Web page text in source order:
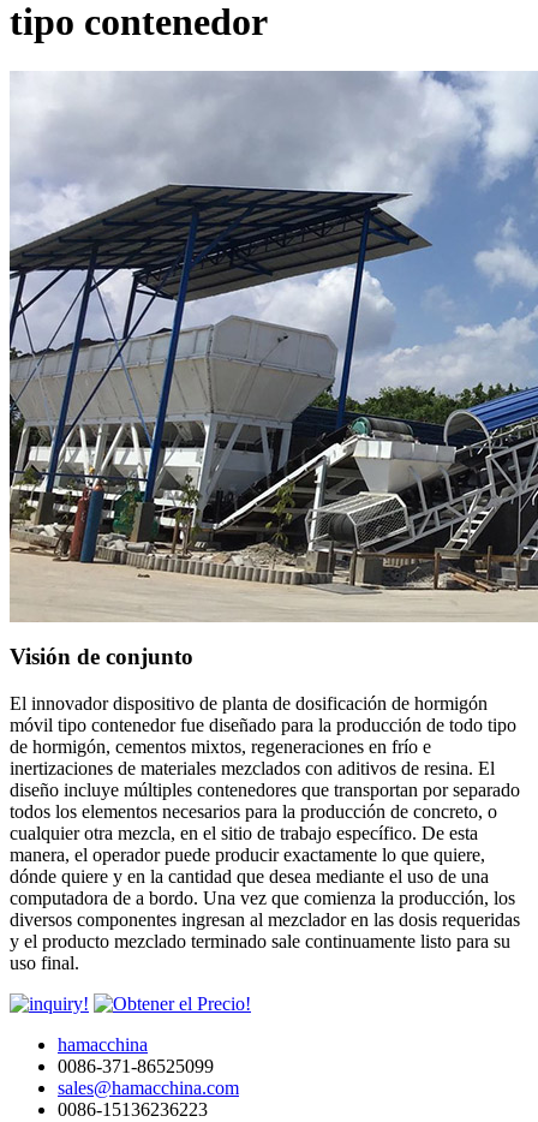
tipo contenedor
Visión de conjunto
El innovador dispositivo de planta de dosificación de hormigón
móvil tipo contenedor fue diseñado para la producción de todo tipo
de hormigón, cementos mixtos, regeneraciones en frío e
inertizaciones de materiales mezclados con aditivos de resina. El
diseño incluye múltiples contenedores que transportan por separado
todos los elementos necesarios para la producción de concreto, o
cualquier otra mezcla, en el sitio de trabajo específico. De esta
manera, el operador puede producir exactamente lo que quiere,
dónde quiere y en la cantidad que desea mediante el uso de una
computadora de a bordo. Una vez que comienza la producción, los
diversos componentes ingresan al mezclador en las dosis requeridas
y el producto mezclado terminado sale continuamente listo para su
uso final.
hamacchina
0086-371-86525099
sales@hamacchina.com
0086-15136236223